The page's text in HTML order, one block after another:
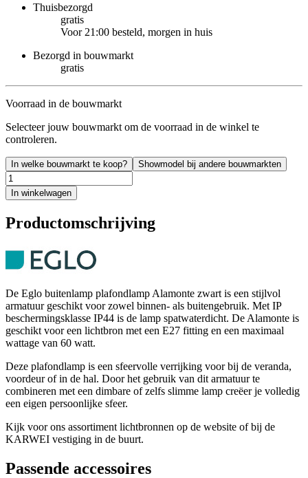
Thuisbezorgd
gratis
Voor 21:00 besteld, morgen in huis
Bezorgd in bouwmarkt
gratis
Voorraad in de bouwmarkt
Selecteer jouw bouwmarkt om de voorraad in de winkel te
controleren.
In welke bouwmarkt te koop? Showmodel bij andere bouwmarkten
In winkelwagen
Productomschrijving
De Eglo buitenlamp plafondlamp Alamonte zwart is een stijlvol
armatuur geschikt voor zowel binnen- als buitengebruik. Met IP
beschermingsklasse IP44 is de lamp spatwaterdicht. De Alamonte is
geschikt voor een lichtbron met een E27 fitting en een maximaal
wattage van 60 watt.
Deze plafondlamp is een sfeervolle verrijking voor bij de veranda,
voordeur of in de hal. Door het gebruik van dit armatuur te
combineren met een dimbare of zelfs slimme lamp creëer je volledig
een eigen persoonlijke sfeer.
Kijk voor ons assortiment lichtbronnen op de website of bij de
KARWEI vestiging in de buurt.
Passende accessoires